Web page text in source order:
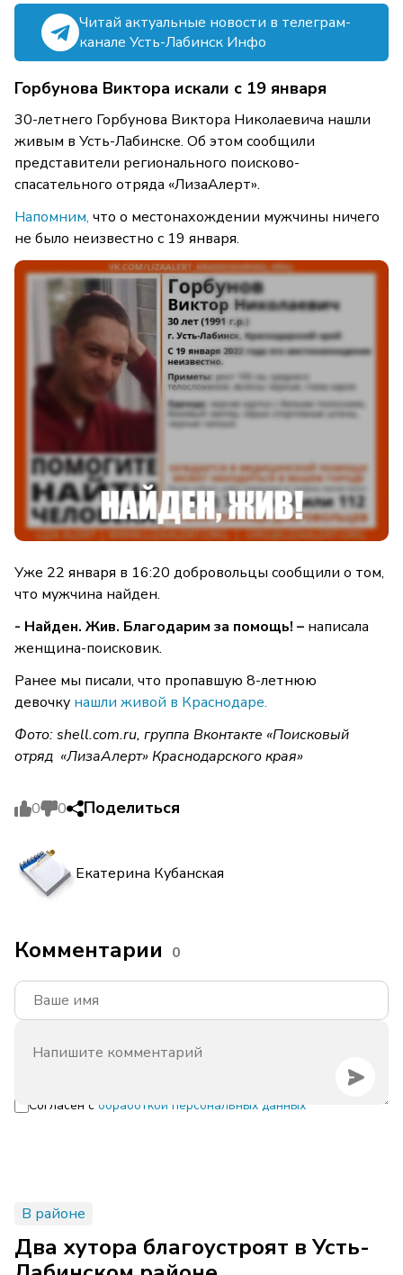
Читай актуальные новости в телеграм-
канале Усть-Лабинск Инфо
Горбунова Виктора искали с 19 января
30-летнего Горбунова Виктора Николаевича нашли
живым в Усть-Лабинске. Об этом сообщили
представители регионального поисково-
спасательного отряда «ЛизаАлерт».
Напомним, что о местонахождении мужчины ничего
не было неизвестно с 19 января.
Уже 22 января в 16:20 добровольцы сообщили о том,
что мужчина найден.
- Найден. Жив. Благодарим за помощь! – написала
женщина-поисковик.
Ранее мы писали, что пропавшую 8-летнюю
девочку нашли живой в Краснодаре.
Фото: shell.com.ru, группа Вконтакте «Поисковый
отряд «ЛизаАлерт» Краснодарского края»
0 0 Поделиться
Екатерина Кубанская
Комментарии 0
Согласен с обработкой персональных данных
В районе
Два хутора благоустроят в Усть-